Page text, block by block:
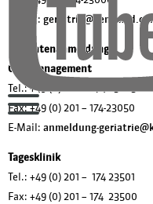
E-Mail: geriatrie@kem-
Patientenanmeldung
Casemanagement
Tel.: +49 (0) 201 – 174-23023
Fax: +49 (0) 201 – 174-23050
E-Mail: anmeldung-
Tagesklinik
Tel.: +49 (0) 201 – 174 23501
Fax: +49 (0) 201 – 174 23500